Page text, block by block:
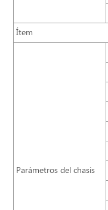
Ítem
Parámetros del chasis